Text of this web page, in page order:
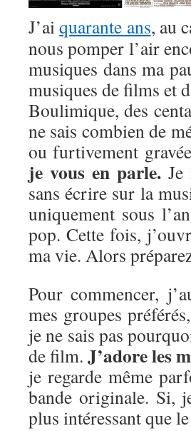
J’aiquarante ans, au
nous pomper l’air
musiques dans ma
musiques de films et
Boulimique, des
ne sais combien de
ou furtivement
je vous en parle.
sans écrire sur la
uniquement sous
pop. Cette fois,
ma vie. Alors
Pour commencer,
mes groupes
je ne sais pas
de film.J’adore les
je regarde même
bande originale. Si,
plus intéressant que